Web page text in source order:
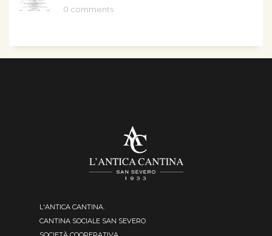
0 comments
L'ANTICA CANTINA.
CANTINA SOCIALE SAN SEVERO